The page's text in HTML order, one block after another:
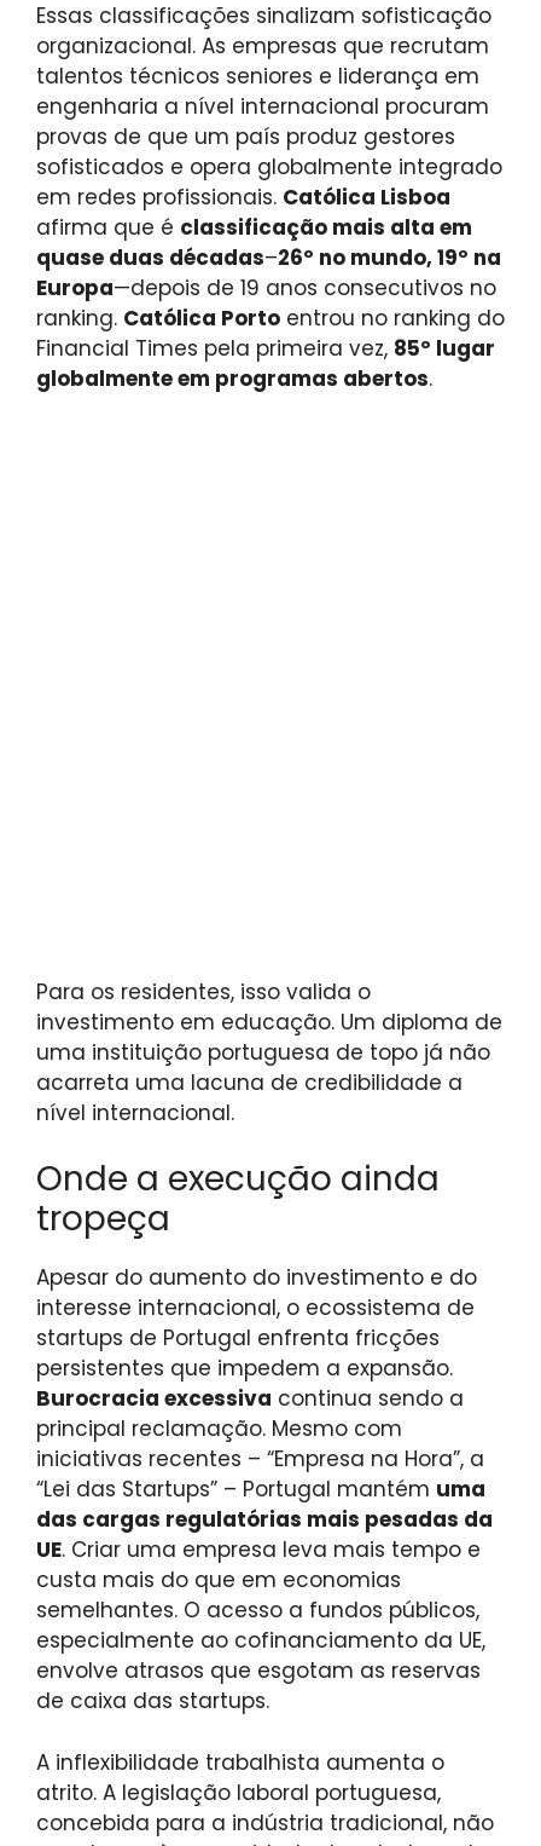
Essas classificações sinalizam sofisticação
organizacional. As empresas que recrutam
talentos técnicos seniores e liderança em
engenharia a nível internacional procuram
provas de que um país produz gestores
sofisticados e opera globalmente integrado
em redes profissionais. Católica Lisboa
afirma que é classificação mais alta em
quase duas décadas–26º no mundo, 19º na
Europa—depois de 19 anos consecutivos no
ranking. Católica Porto entrou no ranking do
Financial Times pela primeira vez, 85º lugar
globalmente em programas abertos.
Para os residentes, isso valida o
investimento em educação. Um diploma de
uma instituição portuguesa de topo já não
acarreta uma lacuna de credibilidade a
nível internacional.
Onde a execução ainda
tropeça
Apesar do aumento do investimento e do
interesse internacional, o ecossistema de
startups de Portugal enfrenta fricções
persistentes que impedem a expansão.
Burocracia excessiva continua sendo a
principal reclamação. Mesmo com
iniciativas recentes – “Empresa na Hora”, a
“Lei das Startups” – Portugal mantém uma
das cargas regulatórias mais pesadas da
UE. Criar uma empresa leva mais tempo e
custa mais do que em economias
semelhantes. O acesso a fundos públicos,
especialmente ao cofinanciamento da UE,
envolve atrasos que esgotam as reservas
de caixa das startups.
A inflexibilidade trabalhista aumenta o
atrito. A legislação laboral portuguesa,
concebida para a indústria tradicional, não